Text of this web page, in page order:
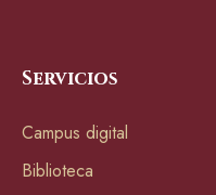
Servicios
Campus digital
Biblioteca